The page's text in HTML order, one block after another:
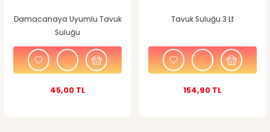
Damacanaya Uyumlu Tavuk
Suluğu
45,00 TL
Tavuk Suluğu 3 Lt
154,90 TL